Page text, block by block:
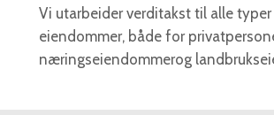
Vi utarbeider verditakst til alle typer
eiendommer, både for
næringseiendommerog